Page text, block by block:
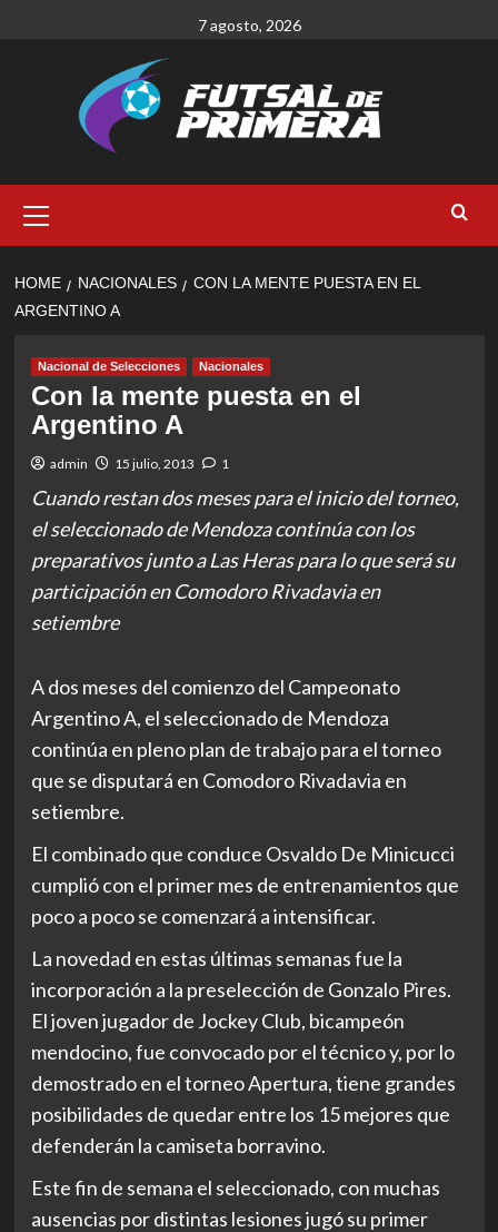
7 agosto, 2026
Menu
HOME NACIONALES
CON LA MENTE PUESTA EN EL
ARGENTINO A
Nacional de Selecciones Nacionales
Con la mente puesta en el
Argentino A
admin 15 julio, 2013 1
Cuando restan dos meses para el inicio del torneo,
el seleccionado de Mendoza continúa con los
preparativos junto a Las Heras para lo que será su
participación en Comodoro Rivadavia en
setiembre
A dos meses del comienzo del Campeonato
Argentino A, el seleccionado de Mendoza
continúa en pleno plan de trabajo para el torneo
que se disputará en Comodoro Rivadavia en
setiembre.
El combinado que conduce Osvaldo De Minicucci
cumplió con el primer mes de entrenamientos que
poco a poco se comenzará a intensificar.
La novedad en estas últimas semanas fue la
incorporación a la preselección de Gonzalo Pires.
El joven jugador de Jockey Club, bicampeón
mendocino, fue convocado por el técnico y, por lo
demostrado en el torneo Apertura, tiene grandes
posibilidades de quedar entre los 15 mejores que
defenderán la camiseta borravino.
Este fin de semana el seleccionado, con muchas
ausencias por distintas lesiones jugó su primer